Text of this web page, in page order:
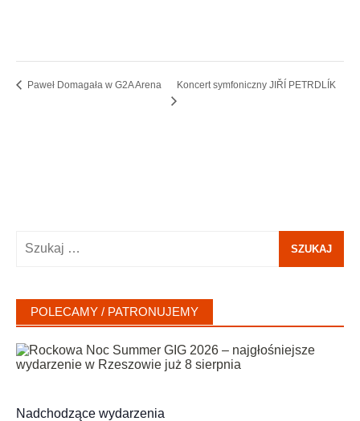
Paweł Domagała w G2A Arena Koncert symfoniczny JIŘÍ PETRDLÍK
POLECAMY / PATRONUJEMY
Nadchodzące wydarzenia